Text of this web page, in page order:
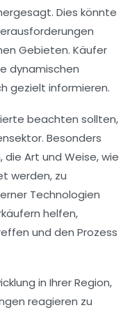
Dies könnte
Gebieten. Käufer
dynamischen
gezielt informieren.
beachten sollten,
Besonders
die Art und Weise, wie
werden, zu
Technologien
helfen,
und den Prozess
in Ihrer Region,
reagieren zu